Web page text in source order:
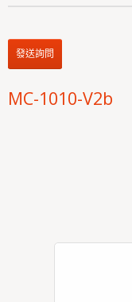
發送詢問
MC-1010-V2b